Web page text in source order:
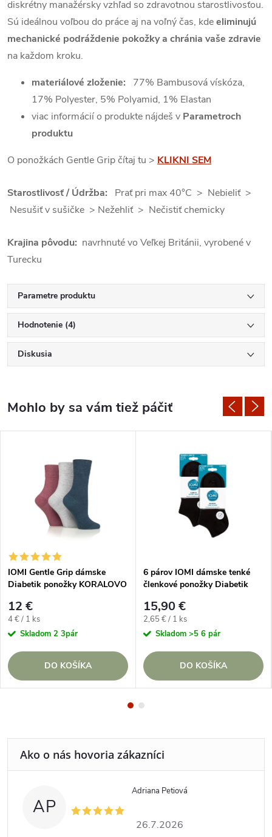
diskrétny manažérsky vzhľad so zdravotnou starostlivosťou.
Sú ideálnou voľbou do práce aj na voľný čas, kdeeliminujú
mechanické podráždenie pokožky a chránia vaše zdravie
na každom kroku.
materiálové zloženie:
77% Bambusová vískóza,
17% Polyester, 5% Polyamid, 1% Elastan
viac informácií o produkte nájdeš v Parametroch
produktu
O ponožkách Gentle Grip čítaj tu > KLIKNI SEM
Starostlivosť / Údržba: Prať pri max 40°C > Nebieliť >
Nesušiť v sušičke > Nežehliť > Nečistiť chemicky
Krajina pôvodu: navrhnuté vo Veľkej Británii, vyrobené v
Turecku
Parametre produktu
Hodnotenie (4)
Diskusia
IOMI Gentle Grip dámske
Diabetik ponožky KORALOVO
12 €
Jednotková
cena:
4 € / 1 ks
Skladom 2 3pár
DO KOŠÍKA
6 párov IOMI dámske tenké
členkové ponožky Diabetik
15,90 €
Jednotková
cena:
2,65 € / 1 ks
Skladom >5 6 pár
DO KOŠÍKA
AP
Adriana Petiová
26.7.2026